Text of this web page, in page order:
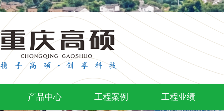
产品中心 工程案例 工程业绩